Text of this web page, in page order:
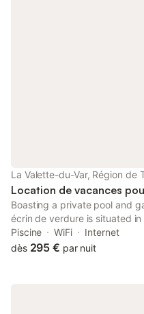
La Valette-du-Var, Région de
Location de vacances
Boasting a private pool and
écrin de verdure is situated
offers access to a terrace,
The property is non-smoking
Piscine WiFi
Internet
dès 295 € par nuit